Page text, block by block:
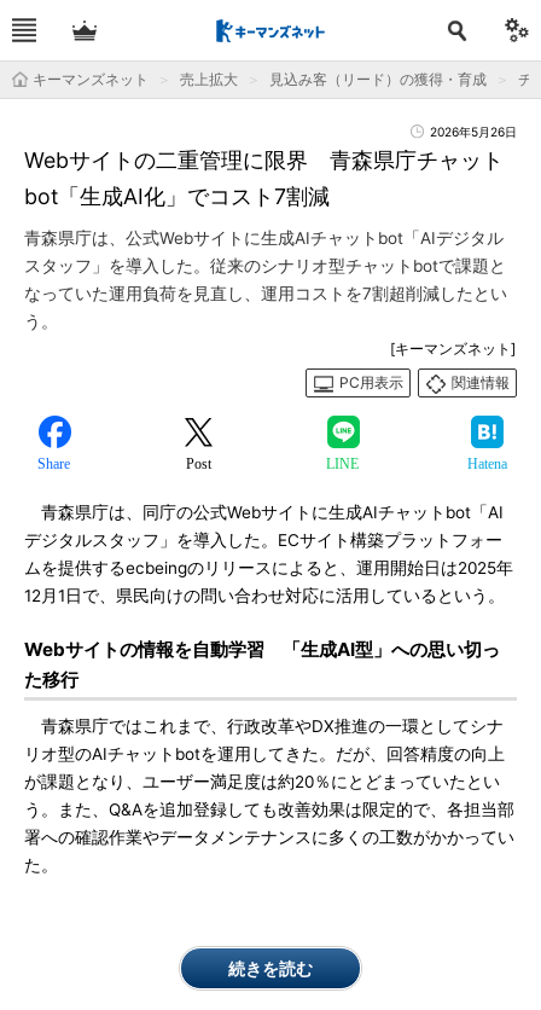
キーマンズネット 売上拡大 見込み客（リード）の獲得・育成 チ
2026年5月26日
Webサイトの二重管理に限界 青森県庁チャット
bot「生成AI化」でコスト7割減
青森県庁は、公式Webサイトに生成AIチャットbot「AIデジタル
スタッフ」を導入した。従来のシナリオ型チャットbotで課題と
なっていた運用負荷を見直し、運用コストを7割超削減したとい
う。
[キーマンズネット]
PC用表示
関連情報
Share Post LINE Hatena
青森県庁は、同庁の公式Webサイトに生成AIチャットbot「AI
デジタルスタッフ」を導入した。ECサイト構築プラットフォー
ムを提供するecbeingのリリースによると、運用開始日は2025年
12月1日で、県民向けの問い合わせ対応に活用しているという。
Webサイトの情報を自動学習 「生成AI型」への思い切っ
た移行
青森県庁ではこれまで、行政改革やDX推進の一環としてシナ
リオ型のAIチャットbotを運用してきた。だが、回答精度の向上
が課題となり、ユーザー満足度は約20％にとどまっていたとい
う。また、Q&Aを追加登録しても改善効果は限定的で、各担当部
署への確認作業やデータメンテナンスに多くの工数がかかってい
た。
続きを読む